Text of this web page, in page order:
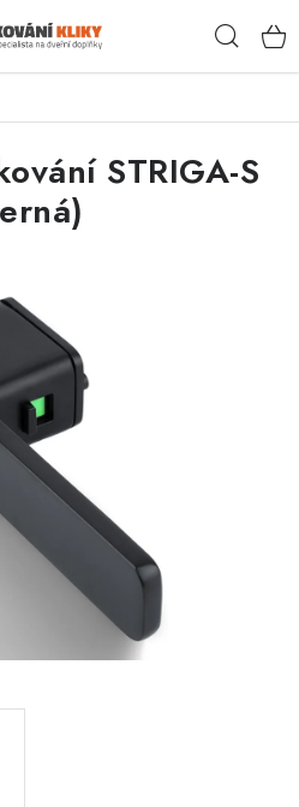
STRIGA-S